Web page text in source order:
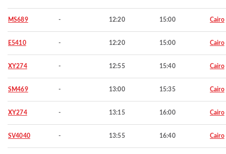
MS689 - 12:20 15:00 Cairo
E5410 - 12:20 15:00 Cairo
XY274 - 12:55 15:40 Cairo
SM469 - 13:00 15:35 Cairo
XY274 - 13:15 16:00 Cairo
SV4040 - 13:55 16:40 Cairo